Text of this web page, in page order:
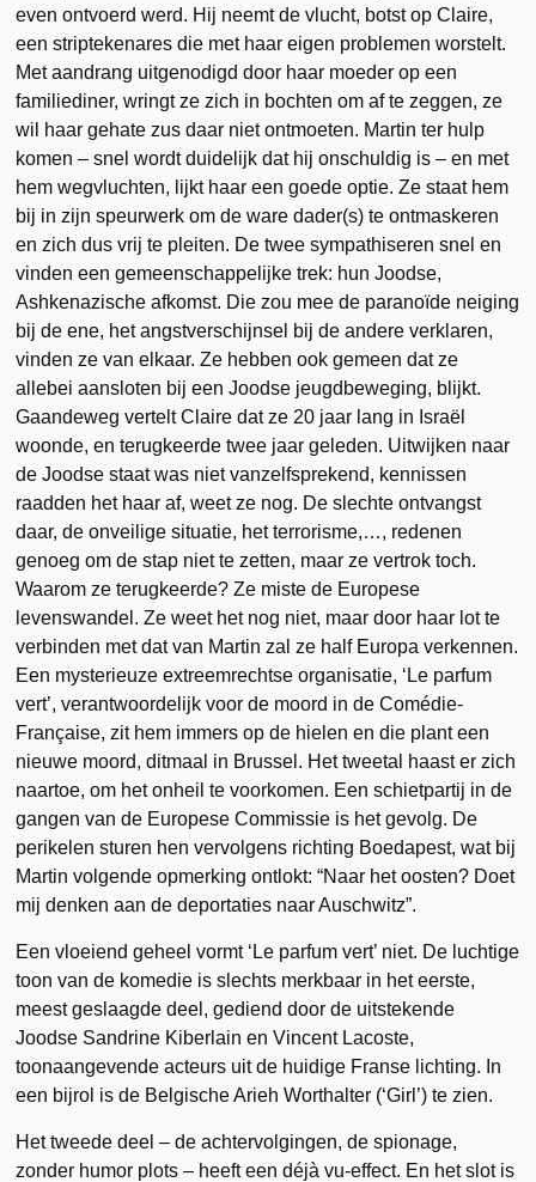
even ontvoerd werd. Hij neemt de vlucht, botst op Claire,
een striptekenares die met haar eigen problemen worstelt.
Met aandrang uitgenodigd door haar moeder op een
familiediner, wringt ze zich in bochten om af te zeggen, ze
wil haar gehate zus daar niet ontmoeten. Martin ter hulp
komen – snel wordt duidelijk dat hij onschuldig is – en met
hem wegvluchten, lijkt haar een goede optie. Ze staat hem
bij in zijn speurwerk om de ware dader(s) te ontmaskeren
en zich dus vrij te pleiten. De twee sympathiseren snel en
vinden een gemeenschappelijke trek: hun Joodse,
Ashkenazische afkomst. Die zou mee de paranoïde neiging
bij de ene, het angstverschijnsel bij de andere verklaren,
vinden ze van elkaar. Ze hebben ook gemeen dat ze
allebei aansloten bij een Joodse jeugdbeweging, blijkt.
Gaandeweg vertelt Claire dat ze 20 jaar lang in Israël
woonde, en terugkeerde twee jaar geleden. Uitwijken naar
de Joodse staat was niet vanzelfsprekend, kennissen
raadden het haar af, weet ze nog. De slechte ontvangst
daar, de onveilige situatie, het terrorisme,…, redenen
genoeg om de stap niet te zetten, maar ze vertrok toch.
Waarom ze terugkeerde? Ze miste de Europese
levenswandel. Ze weet het nog niet, maar door haar lot te
verbinden met dat van Martin zal ze half Europa verkennen.
Een mysterieuze extreemrechtse organisatie, ‘Le parfum
vert’, verantwoordelijk voor de moord in de Comédie-
Française, zit hem immers op de hielen en die plant een
nieuwe moord, ditmaal in Brussel. Het tweetal haast er zich
naartoe, om het onheil te voorkomen. Een schietpartij in de
gangen van de Europese Commissie is het gevolg. De
perikelen sturen hen vervolgens richting Boedapest, wat bij
Martin volgende opmerking ontlokt: “Naar het oosten? Doet
mij denken aan de deportaties naar Auschwitz”.
Een vloeiend geheel vormt ‘Le parfum vert’ niet. De luchtige
toon van de komedie is slechts merkbaar in het eerste,
meest geslaagde deel, gediend door de uitstekende
Joodse Sandrine Kiberlain en Vincent Lacoste,
toonaangevende acteurs uit de huidige Franse lichting. In
een bijrol is de Belgische Arieh Worthalter (‘Girl’) te zien.
Het tweede deel – de achtervolgingen, de spionage,
zonder humor plots – heeft een déjà vu-effect. En het slot is